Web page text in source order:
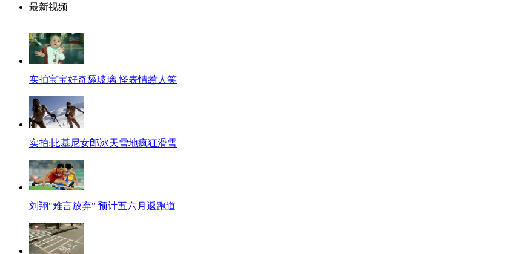
最新视频
实拍宝宝好奇舔玻璃 怪表情惹人笑
实拍:比基尼女郎冰天雪地疯狂滑雪
刘翔"难言放弃" 预计五六月返跑道